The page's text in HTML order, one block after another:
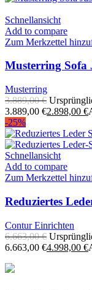
Schnellansicht
Add to compare
Zum Merkzettel
Musterring Sofa
Musterring
3.889,00€
3.889,00 €2.898,00 €
-25%
Schnellansicht
Add to compare
Zum Merkzettel
Reduziertes
Contur Einrichten
6.663,00€
6.663,00 €4.998,00 €